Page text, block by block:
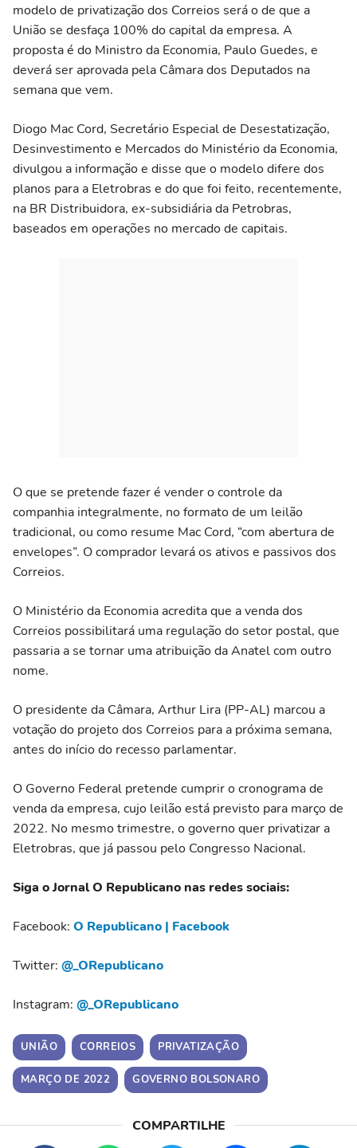
modelo de privatização dos Correios será o de que a
União se desfaça 100% do capital da empresa. A
proposta é do Ministro da Economia, Paulo Guedes, e
deverá ser aprovada pela Câmara dos Deputados na
semana que vem.
Diogo Mac Cord, Secretário Especial de Desestatização,
Desinvestimento e Mercados do Ministério da Economia,
divulgou a informação e disse que o modelo difere dos
planos para a Eletrobras e do que foi feito, recentemente,
na BR Distribuidora, ex-subsidiária da Petrobras,
baseados em operações no mercado de capitais.
O que se pretende fazer é vender o controle da
companhia integralmente, no formato de um leilão
tradicional, ou como resume Mac Cord, “com abertura de
envelopes”. O comprador levará os ativos e passivos dos
Correios.
O Ministério da Economia acredita que a venda dos
Correios possibilitará uma regulação do setor postal, que
passaria a se tornar uma atribuição da Anatel com outro
nome.
O presidente da Câmara, Arthur Lira (PP-AL) marcou a
votação do projeto dos Correios para a próxima semana,
antes do início do recesso parlamentar.
O Governo Federal pretende cumprir o cronograma de
venda da empresa, cujo leilão está previsto para março de
2022. No mesmo trimestre, o governo quer privatizar a
Eletrobras, que já passou pelo Congresso Nacional.
Siga o Jornal O Republicano nas redes sociais:
Facebook: O Republicano | Facebook
Twitter: @_ORepublicano
Instagram: @_ORepublicano
UNIÃO CORREIOS PRIVATIZAÇÃO
MARÇO DE 2022 GOVERNO BOLSONARO